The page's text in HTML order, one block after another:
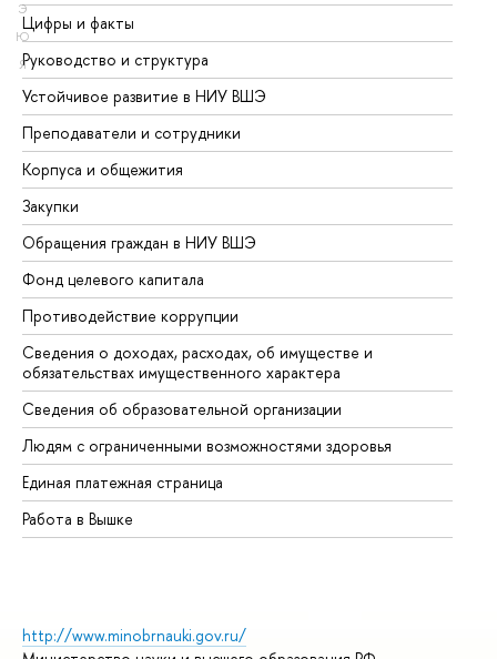
Э
Ю
Я
Цифры и факты
Руководство и структура
Устойчивое развитие в НИУ ВШЭ
Преподаватели и сотрудники
Корпуса и общежития
Закупки
Обращения граждан в НИУ ВШЭ
Фонд целевого капитала
Противодействие коррупции
Сведения о доходах, расходах, об имуществе и
обязательствах имущественного характера
Сведения об образовательной организации
Людям с ограниченными возможностями здоровья
Единая платежная страница
Работа в Вышке
http://www.minobrnauki.gov.ru/